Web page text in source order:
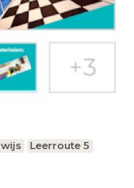
Leerroute 5